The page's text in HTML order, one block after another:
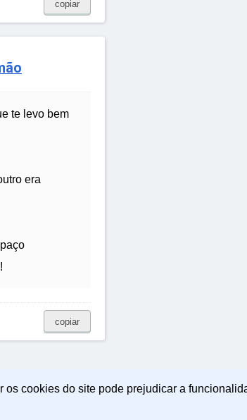
cookies do site pode prejudicar a
copiar
te levo bem
era
copiar